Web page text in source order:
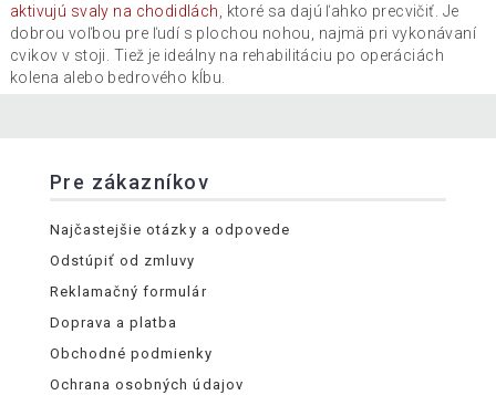
aktivujú svaly na chodidlách, ktoré sa dajú ľahko precvičiť. Je
dobrou voľbou pre ľudí s plochou nohou, najmä pri vykonávaní
cvikov v stoji. Tiež je ideálny na rehabilitáciu po operáciách
kolena alebo bedrového kĺbu.
Pre zákazníkov
Najčastejšie otázky a odpovede
Odstúpiť od zmluvy
Reklamačný formulár
Doprava a platba
Obchodné podmienky
Ochrana osobných údajov